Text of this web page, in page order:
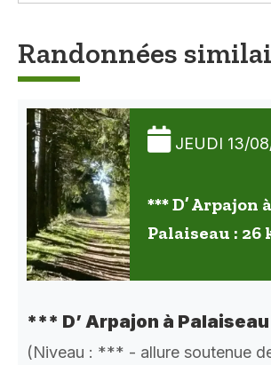
Randonnées
JEUDI 13/
*** D’ Arpajon à
Palaiseau : 26
*** D’ Arpajon à
(Niveau : *** - allure soutenue